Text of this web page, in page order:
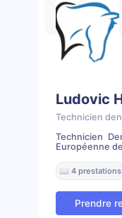
Ludovic
Technicien
Technicien
Européenne
📖 4 prestations
Prendre